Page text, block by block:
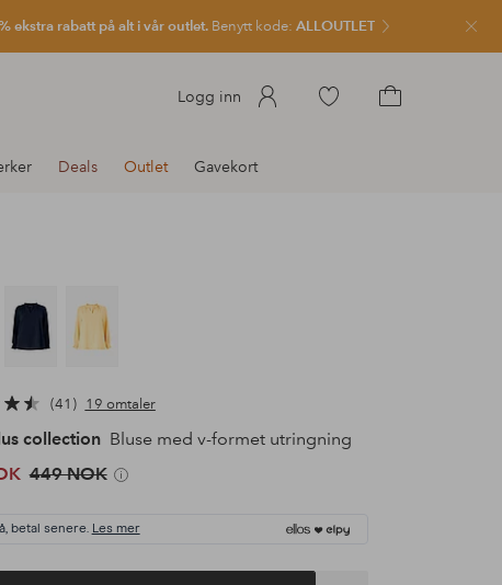
ekstra rabatt på alt i vår outlet. Benytt kode: ALLOUTLET Lukk
Logg inn
Gå
Deals Outlet Gavekort
41 19 omtaler
collection Bluse med v-formet utringning
449 NOK
betal senere. Les mer